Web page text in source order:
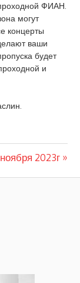
ФИАН.
могут
концерты
ваши
будет
и
2023г